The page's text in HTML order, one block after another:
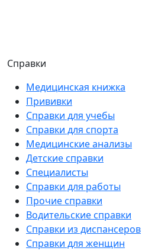
Справки
Медицинская книжка
Прививки
Справки для учебы
Справки для спорта
Медицинские анализы
Детские справки
Специалисты
Справки для работы
Прочие справки
Водительские справки
Справки из диспансеров
Справки для женщин